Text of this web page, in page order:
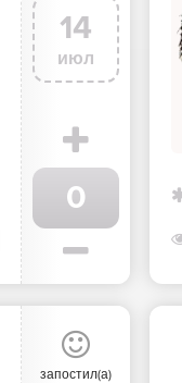
14
июл
0
запостил(а)